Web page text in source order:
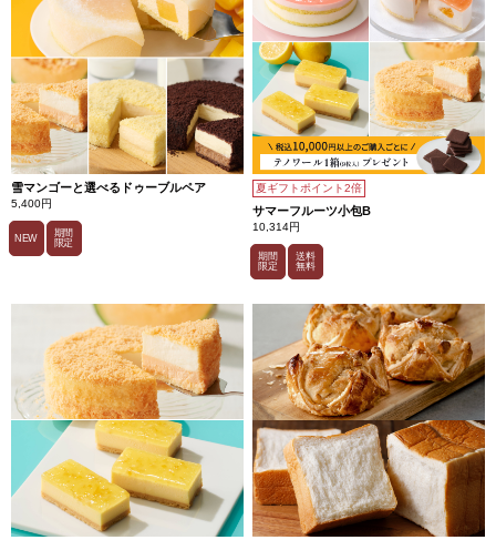
雪マンゴーと選べるドゥーブルペア
5,400円
NEW
期間
限定
夏ギフトポイント2倍
サマーフルーツ小包B
10,314円
期間
限定
送料
無料